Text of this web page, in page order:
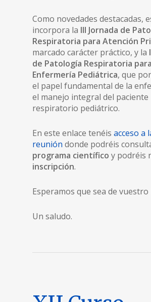
Como novedades destacadas,
incorpora la III Jornada de
Respiratoria para Atención
marcado carácter práctico, y la
de Patología Respiratoria para
Enfermería Pediátrica, que
el papel fundamental de la
el manejo integral del paciente
respiratorio pediátrico.
En este enlace tenéisacceso a
reunión donde podréis
programa científico y podréis
inscripción.
Esperamos que sea de vuestro
Un saludo.